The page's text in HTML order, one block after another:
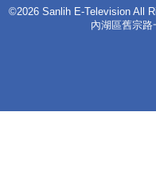
©2026 Sanlih E-Television All
內湖區舊宗路